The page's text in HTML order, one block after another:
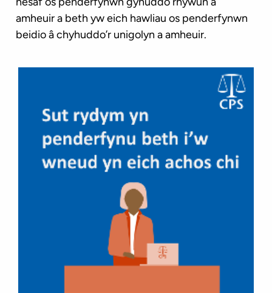
amheuir a beth yw eich hawliau os penderfynwn
beidio â chyhuddo’r unigolyn a amheuir.